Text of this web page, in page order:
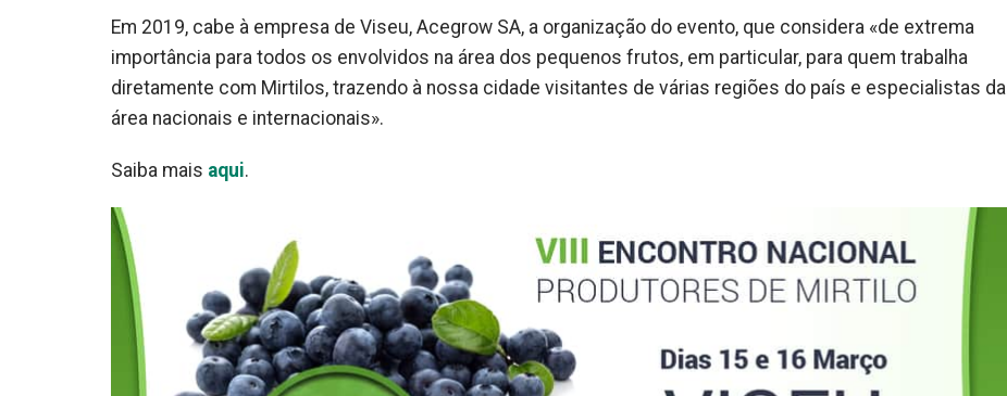
Em 2019, cabe à empresa de Viseu, Acegrow SA, a organização do evento, que considera «de extrema
importância para todos os envolvidos na área dos pequenos frutos, em particular, para quem trabalha
diretamente com Mirtilos, trazendo à nossa cidade visitantes de várias regiões do país e especialistas da
área nacionais e internacionais».
Saiba mais aqui.